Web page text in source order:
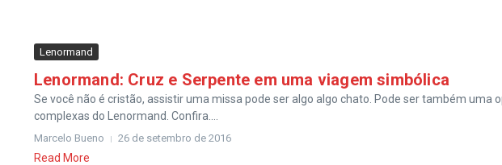
Lenormand
Lenormand: Cruz e Serpente em uma viagem simbólica
Se você não é cristão, assistir uma missa pode ser algo algo chato. Pode ser também uma
complexas do Lenormand. Confira....
Marcelo Bueno 26 de setembro de 2016
Read More